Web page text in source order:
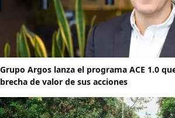
Grupo Argos lanza el programa ACE 1.0
brecha de valor de sus acciones